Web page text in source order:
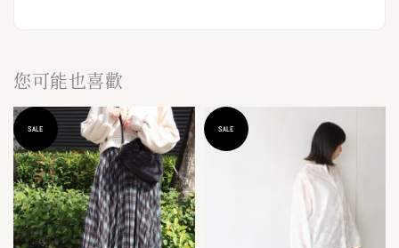
您可能也喜歡
SALE SALE